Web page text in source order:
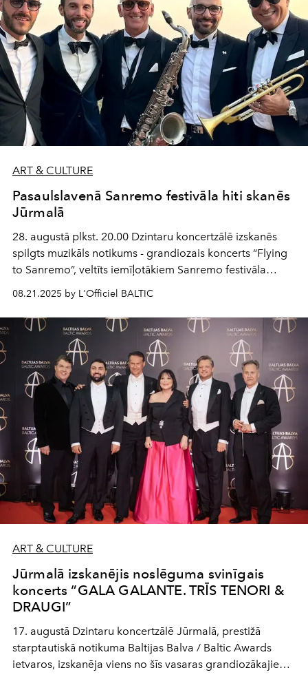
ART & CULTURE
Pasaulslavenā Sanremo festivāla hiti skanēs
Jūrmalā
28. augustā plkst. 20.00 Dzintaru koncertzālē izskanēs
spilgts muzikāls notikums - grandiozais koncerts “Flying
to Sanremo”, veltīts iemīļotākiem Sanremo festivāla
08.21.2025 by L'Officiel BALTIC
ART & CULTURE
Jūrmalā izskanējis noslēguma svinīgais
koncerts “GALA GALANTE. TRĪS TENORI &
DRAUGI”
17. augustā Dzintaru koncertzālē Jūrmalā, prestižā
starptautiskā notikuma Baltijas Balva / Baltic Awards
ietvaros, izskanēja viens no šīs vasaras grandiozākajiem